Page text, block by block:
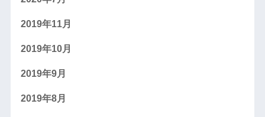
2019年11月
2019年10月
2019年9月
2019年8月